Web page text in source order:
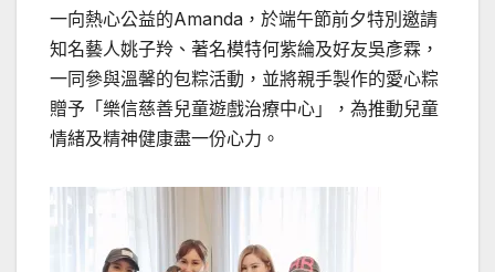
一向熱心公益的Amanda，於端午節前夕特別邀請
知名藝人姚子羚、著名模特何紫綸及好友吳彥霖，
一同參與溫馨的包粽活動，並將親手製作的愛心粽
贈予「樂信慈善兒童遊戲治療中心」，為推動兒童
情緒及精神健康盡一份心力。